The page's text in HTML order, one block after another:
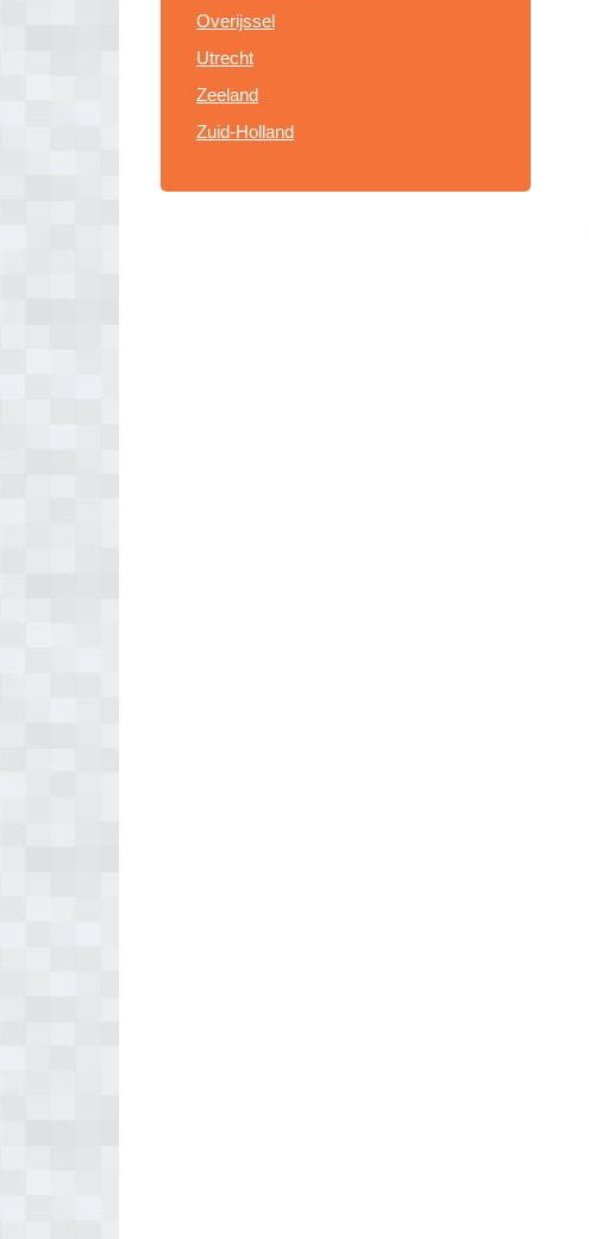
Overijssel
Utrecht
Zeeland
Zuid-Holland